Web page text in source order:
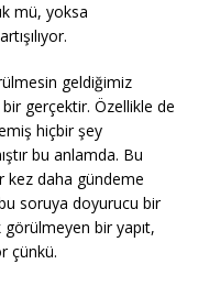
mü, yoksa
geldiğimiz
bir gerçektir. Özellikle de
hiçbir şey
bu anlamda. Bu
kez daha gündeme
soruya doyurucu bir
bir yapıt,
çünkü.